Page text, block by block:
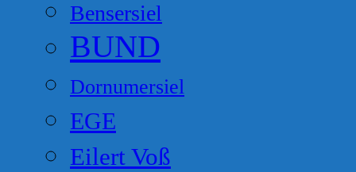
Bensersiel
BUND
Dornumersiel
EGE
Eilert Voß